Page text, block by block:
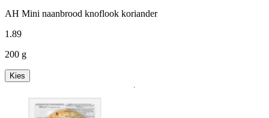
AH Mini naanbrood knoflook koriander
1 .89
200 g
Kies